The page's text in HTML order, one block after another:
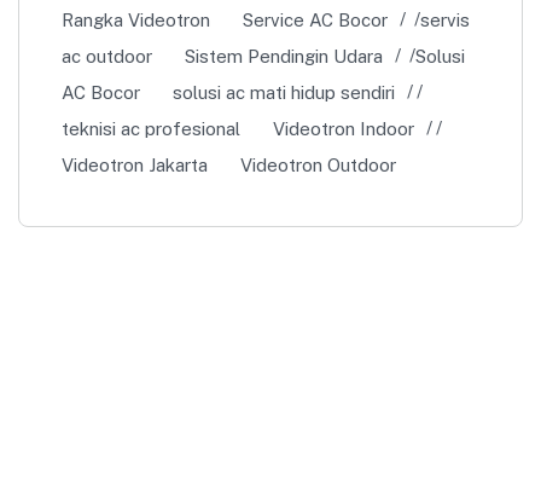
Rangka Videotron
Service AC Bocor
servis
ac outdoor
Sistem Pendingin Udara
Solusi
AC Bocor
solusi ac mati hidup sendiri
teknisi ac profesional
Videotron Indoor
Videotron Jakarta
Videotron Outdoor